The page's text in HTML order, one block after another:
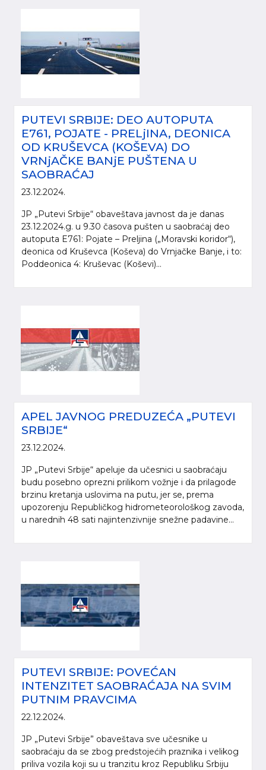
PUTEVI SRBIJE: DEO AUTOPUTA
E761, POJATE - PRELjINA, DEONICA
OD KRUŠEVCA (KOŠEVA) DO
VRNjAČKE BANjE PUŠTENA U
SAOBRAĆAJ
23.12.2024.
JP „Putevi Srbije“ obaveštava javnost da je danas
23.12.2024.g. u 9.30 časova pušten u saobraćaj deo
autoputa E761: Pojate – Preljina („Moravski koridor“),
deonica od Kruševca (Koševa) do Vrnjačke Banje, i to:
Poddeonica 4: Kruševac (Koševi)...
APEL JAVNOG PREDUZEĆA „PUTEVI
SRBIJE“
23.12.2024.
JP „Putevi Srbije“ apeluje da učesnici u saobraćaju
budu posebno oprezni prilikom vožnje i da prilagode
brzinu kretanja uslovima na putu, jer se, prema
upozorenju Republičkog hidrometeorološkog zavoda,
u narednih 48 sati najintenzivnije snežne padavine...
PUTEVI SRBIJE: POVEĆAN
INTENZITET SAOBRAĆAJA NA SVIM
PUTNIM PRAVCIMA
22.12.2024.
JP „Putevi Srbije” obaveštava sve učesnike u
saobraćaju da se zbog predstojećih praznika i velikog
priliva vozila koji su u tranzitu kroz Republiku Srbiju